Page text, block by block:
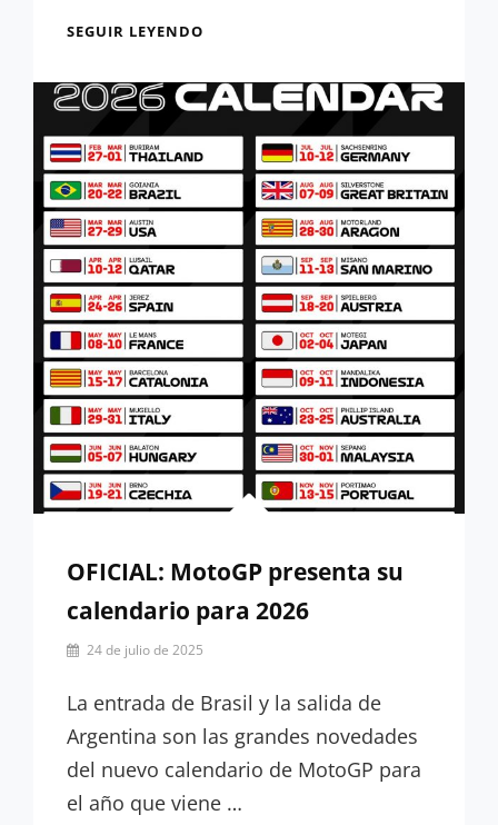
SEGUIR LEYENDO
EL
INDONESIA
OFICIAL: MotoGP presenta su
calendario para 2026
Por
Serrano
24 de julio de 2025
La entrada de Brasil y la salida de
Argentina son las grandes novedades
del nuevo calendario de MotoGP para
el año que viene …